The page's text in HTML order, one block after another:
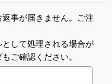
事が届きません。ご注
して処理される場合が
ご確認ください。